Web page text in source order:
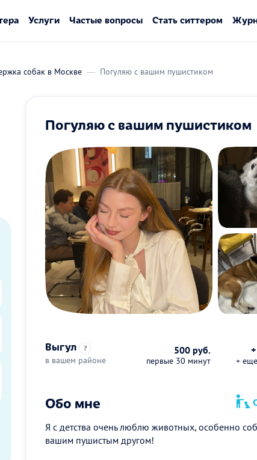
Услуги Частые вопросы Стать ситтером
собак в Москве Погуляю с вашим пушистиком
Погуляю с вашим пушистиком
Выгул ?
в вашем районе
500 руб.
первые 30 минут +
Обо мне
Я с детства очень люблю животных, особенно
вашим пушистым другом!